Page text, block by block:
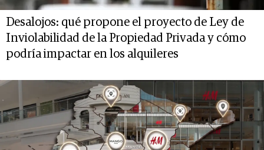
Desalojos: qué propone el proyecto de Ley de
Inviolabilidad de la Propiedad Privada y cómo
podría impactar en los alquileres